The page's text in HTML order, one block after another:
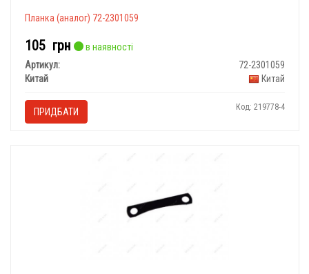
Планка (аналог) 72-2301059
105 грн
в наявності
Артикул:
72-2301059
Китай
Китай
ПРИДБАТИ Код: 219778-4